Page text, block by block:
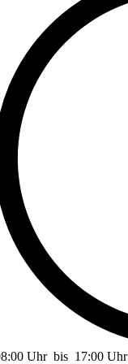
Uhr bis 17:00 Uhr